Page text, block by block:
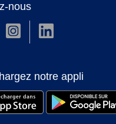
nous
notre appli